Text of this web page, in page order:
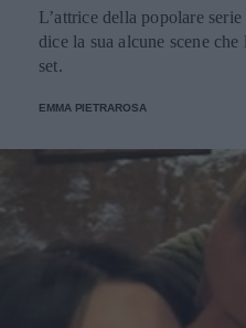
L’attrice della popolare
dice la sua alcune scene
set.
EMMA PIETRAROSA